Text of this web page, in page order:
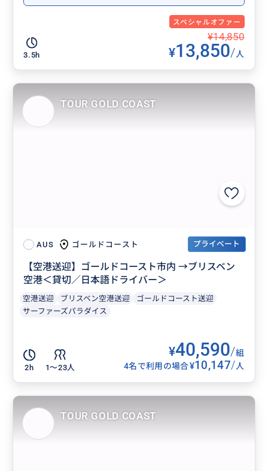
スペシャルオファー
3.5h
¥14,850
¥13,850/人
AUS ゴールドコースト プライベート
【空港送迎】ゴールドコースト市内 →ブリスベン
空港＜貸切／日本語ドライバー＞
空港送迎 ブリスベン空港送迎
ゴールドコースト送迎
サーファーズパラダイス
2h 1〜23人
¥40,590/組
4名で利用の場合¥10,147/人
TOUR GOLD COAST
TOUR GOLD COAST